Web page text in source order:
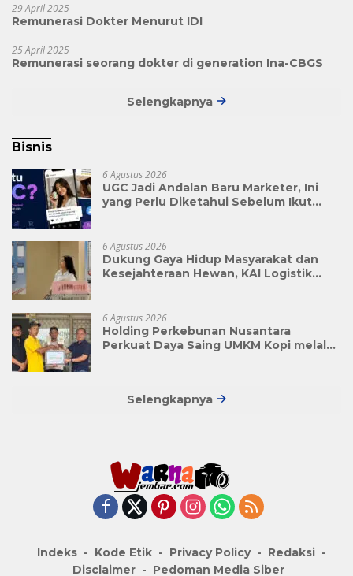
29 April 2025
Remunerasi Dokter Menurut IDI
25 April 2025
Remunerasi seorang dokter di generation Ina-CBGS
Selengkapnya
Bisnis
6 Agustus 2026
UGC Jadi Andalan Baru Marketer, Ini
yang Perlu Diketahui Sebelum Ikut
6 Agustus 2026
Dukung Gaya Hidup Masyarakat dan
Kesejahteraan Hewan, KAI Logistik
6 Agustus 2026
Holding Perkebunan Nusantara
Perkuat Daya Saing UMKM Kopi melalui
Selengkapnya
Indeks Kode Etik Privacy Policy
Redaksi
Disclaimer
Pedoman Media Siber